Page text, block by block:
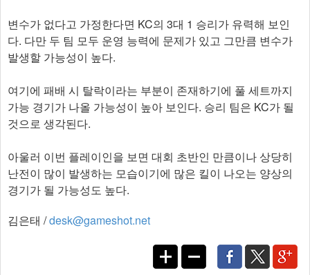
변수가 없다고 가정한다면 KC의 3대 1 승리가 유력해 보인
다. 다만 두 팀 모두 운영 능력에 문제가 있고 그만큼 변수가
발생할 가능성이 높다.
여기에 패배 시 탈락이라는 부분이 존재하기에 풀 세트까지
가능 경기가 나올 가능성이 높아 보인다. 승리 팀은 KC가 될
것으로 생각된다.
아울러 이번 플레이인을 보면 대회 초반인 만큼이나 상당히
난전이 많이 발생하는 모습이기에 많은 킬이 나오는 양상의
경기가 될 가능성도 높다.
김은태 /desk@gameshot.net